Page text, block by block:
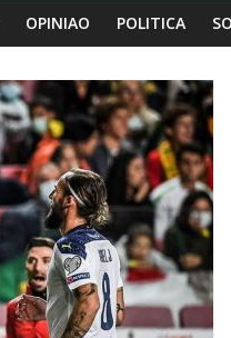
OPINIAO POLITICA